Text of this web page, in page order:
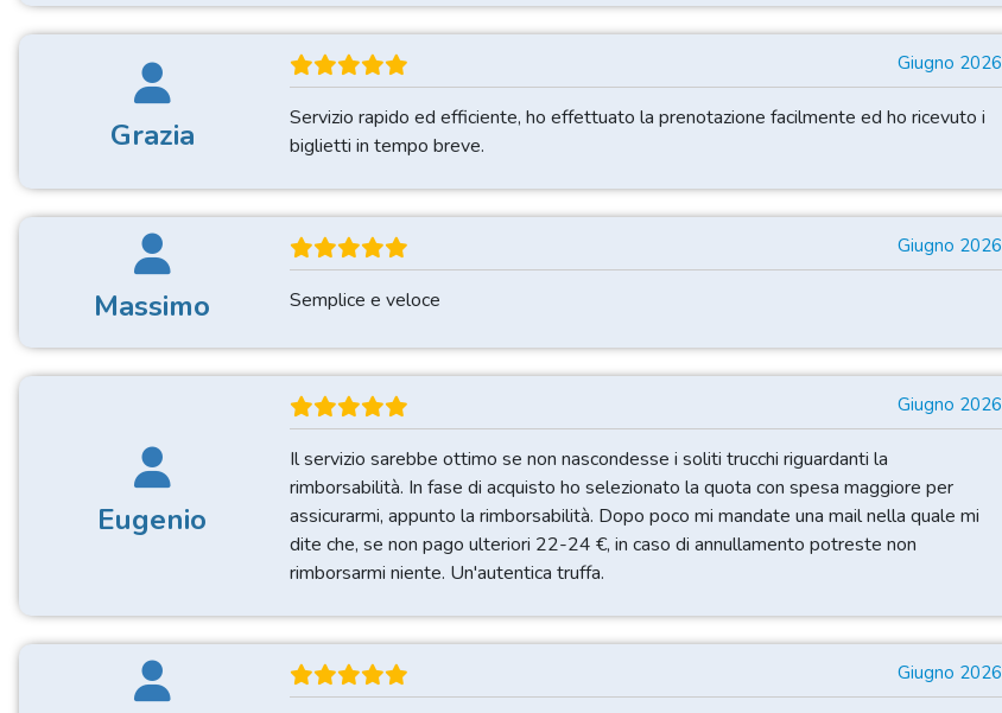
Grazia
Giugno 2026
Servizio rapido ed efficiente, ho effettuato la prenotazione facilmente ed ho ricevuto i
biglietti in tempo breve.
Massimo
Giugno 2026
Semplice e veloce
Eugenio
Giugno 2026
Il servizio sarebbe ottimo se non nascondesse i soliti trucchi riguardanti la
rimborsabilità. In fase di acquisto ho selezionato la quota con spesa maggiore per
assicurarmi, appunto la rimborsabilità. Dopo poco mi mandate una mail nella quale mi
dite che, se non pago ulteriori 22-24 €, in caso di annullamento potreste non
rimborsarmi niente. Un'autentica truffa.
Giugno 2026